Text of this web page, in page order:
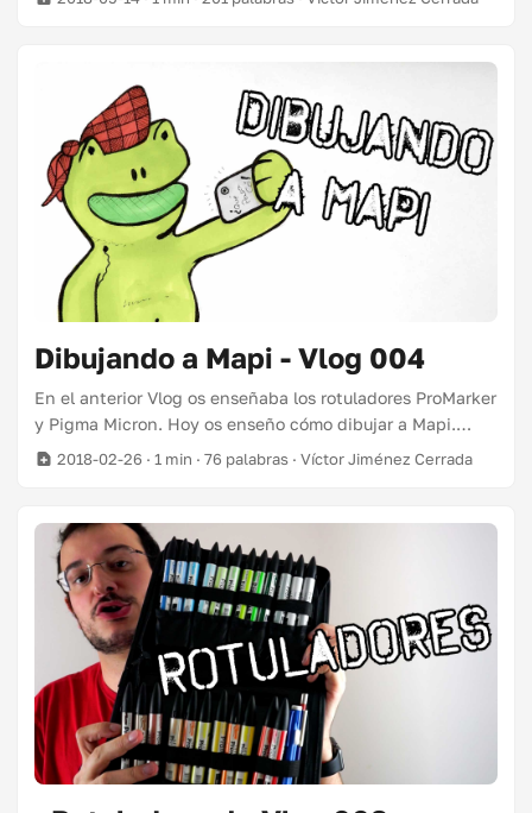
caspa, y con estos me noto el pelo muchísimo más suave
y 0 caspa. Es marca suya y se pueden comprar en su
tienda online. ...
Dibujando a Mapi - Vlog 004
En el anterior Vlog os enseñaba los rotuladores ProMarker
y Pigma Micron. Hoy os enseño cómo dibujar a Mapi.
Contadme en los comentarios de YouTube dónde os
vídeo Nota: Algunos enlaces son afiliados ...
2018-02-26 · 1 min · 76 palabras · Víctor Jiménez Cerrada